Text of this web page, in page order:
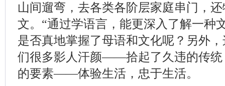
山间遛弯，去各类各阶层家庭串门，
文。“通过学语言，能更深入了解一种
是否真地掌握了母语和文化呢？另外
们很多影人汗颜——拾起了久违的传统
的要素——体验生活，忠于生活。